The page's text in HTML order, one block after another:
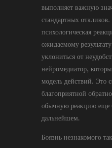
выполняет важную
стандартных откликов.
психологическая
ожидаемому
уклониться от
нейромедиатор,
модель действий. Это
благоприятной
обычную реакцию еще
дальнейшем.
Боязнь незнакомого